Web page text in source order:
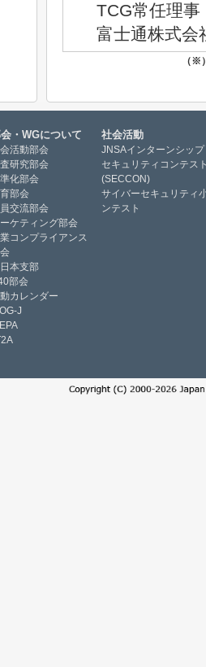
TCG常任理事
富士通株式会
（※
・WGについて
活動部会
研究部会
化部会
部会
交流部会
ケティング部会
コンプライアンス
本支部
部会
カレンダー
J
社会活動
JNSAインターンシップ
セキュリティコンテス
(SECCON)
サイバーセキュリティ
ンテスト